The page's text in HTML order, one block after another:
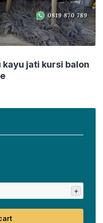
jati kursi balon
+